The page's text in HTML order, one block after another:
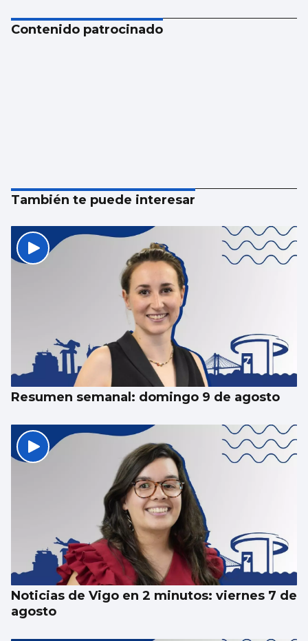
Contenido patrocinado
También te puede interesar
Resumen semanal: domingo 9 de agosto
Noticias de Vigo en 2 minutos: viernes 7 de
agosto